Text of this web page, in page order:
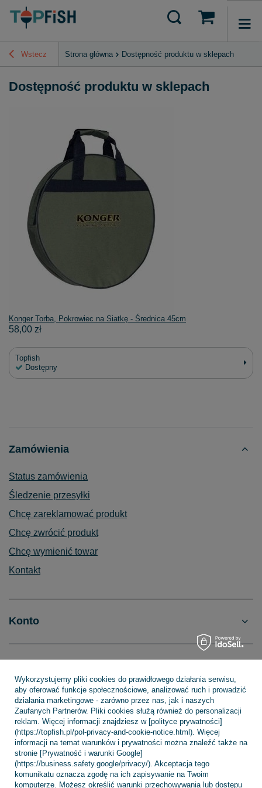
Wstecz Strona główna Dostępność produktu w sklepach
Dostępność produktu w sklepach
Konger Torba, Pokrowiec na Siatkę - Średnica 45cm
58,00 zł
Topfish
Dostępny
Zamówienia
Status zamówienia
Śledzenie przesyłki
Chcę zareklamować produkt
Chcę zwrócić produkt
Chcę wymienić towar
Kontakt
Konto
INFORMACJE
POMOC
Wykorzystujemy pliki cookies do prawidłowego działania serwisu,
aby oferować funkcje społecznościowe, analizować ruch i prowadzić
działania marketingowe - zarówno przez nas, jak i naszych
Zaufanych Partnerów. Pliki cookies służą również do personalizacji
reklam. Więcej informacji znajdziesz w [polityce prywatności]
(https://topfish.pl/pol-privacy-and-cookie-notice.html). Więcej
informacji na temat warunków i prywatności można znaleźć także na
stronie [Prywatność i warunki Google]
(https://business.safety.google/privacy/). Akceptacja tego
komunikatu oznacza zgodę na ich zapisywanie na Twoim
komputerze. Możesz określić warunki przechowywania lub dostępu